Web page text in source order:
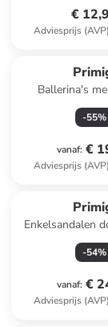
€
Adviesprijs
Ballerina's
-55%
vanaf: €
Adviesprijs
Enkelsandalen
-54%
vanaf: €
Adviesprijs